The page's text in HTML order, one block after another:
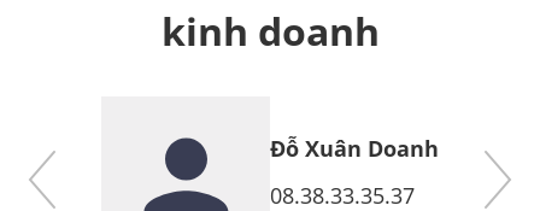
kinh doanh
Đỗ Xuân Doanh
08.38.33.35.37